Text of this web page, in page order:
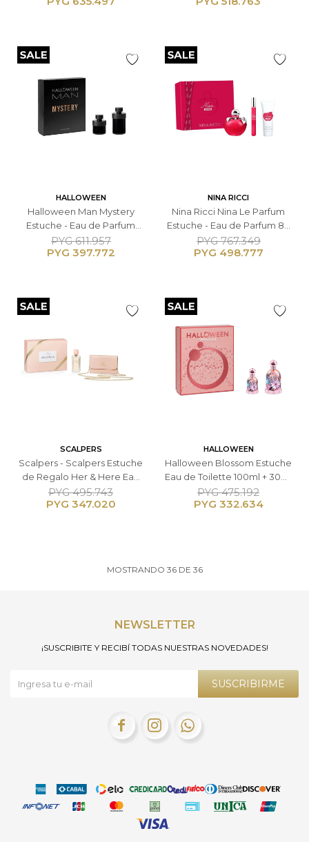
HALLOWEEN
Halloween Man Mystery
Estuche - Eau de Parfum
125ml + 75ml -Masculino
PYG 397.772
PYG 611.957
NINA RICCI
Nina Ricci Nina Le Parfum
Estuche - Eau de Parfum 80
ml + 10ml + Loción Corporal
75ml - Femenino
PYG 498.777
PYG 767.349
SCALPERS
Scalpers - Scalpers Estuche
de Regalo Her & Here Eau
de Parfum 100ml + Bolso -
Femenino
PYG 347.020
PYG 495.743
HALLOWEEN
Halloween Blossom Estuche
Eau de Toilette 100ml + 30ml
+ Femenino
PYG 332.634
PYG 475.192
MOSTRANDO 36DE 36
NEWSLETTER
¡SUSCRIBITE Y RECIBÍ TODAS NUESTRAS NOVEDADES!
SUSCRIBIRME
  